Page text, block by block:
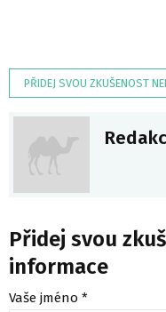
PŘIDEJ SVOU ZKUŠENOST
Přidej svou
informace
Vaše jméno *